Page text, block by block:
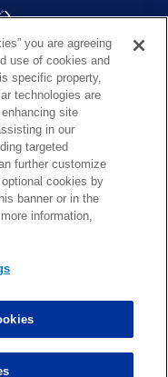
FAQ
Getty Images
you are agreeing
use of cookies and
specific property,
technologies are
site
in our
targeted
further customize
cookies by
banner or in the
information,